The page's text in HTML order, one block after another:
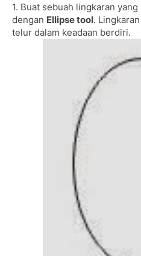
1. Buat sebuah lingkaran
dengan Ellipse tool.
telur dalam keadaan berdiri.